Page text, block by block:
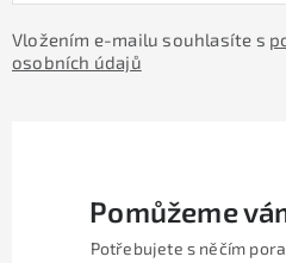
Vložením e-mailu souhlasíte s
osobních údajů
Pomůžeme
Potřebujete s něčím